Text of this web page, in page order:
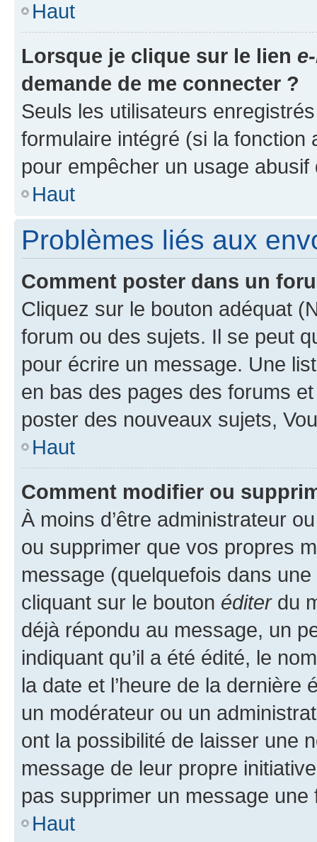
Haut
Lorsque je clique sur le lien
demande de me connecter ?
Seuls les utilisateurs
formulaire intégré (si la fonction
pour empêcher un usage
Haut
Problèmes liés aux
Comment poster dans un
Cliquez sur le bouton adéquat
forum ou des sujets. Il se peut
pour écrire un message. Une
en bas des pages des forums
poster des nouveaux sujets,
Haut
Comment modifier ou
À moins d’être administrateur
ou supprimer que vos propres
message (quelquefois dans
cliquant sur le bouton éditerdu
déjà répondu au message, un
indiquant qu’il a été édité, le
la date et l’heure de la dernière
un modérateur ou un
ont la possibilité de laisser une
message de leur propre
pas supprimer un message une
Haut